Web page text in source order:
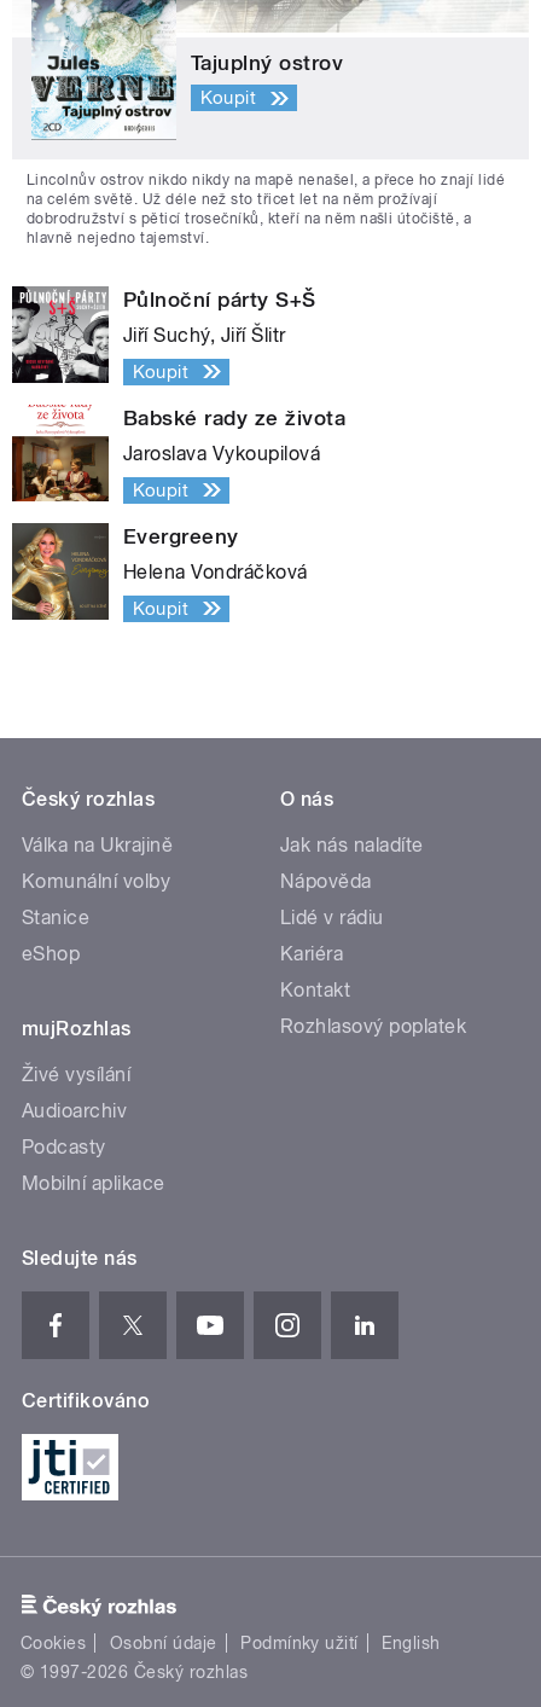
Tajuplný ostrov
Koupit
Lincolnův ostrov nikdo nikdy na mapě nenašel, a přece ho znají lidé
na celém světě. Už déle než sto třicet let na něm prožívají
dobrodružství s pěticí trosečníků, kteří na něm našli útočiště, a
hlavně nejedno tajemství.
Půlnoční párty S+Š
Jiří Suchý, Jiří Šlitr
Koupit
Babské rady ze života
Jaroslava Vykoupilová
Koupit
Evergreeny
Helena Vondráčková
Koupit
Český rozhlas
Válka na Ukrajině
Komunální volby
Stanice
eShop
mujRozhlas
Živé vysílání
Audioarchiv
Podcasty
Mobilní aplikace
O nás
Jak nás naladíte
Nápověda
Lidé v rádiu
Kariéra
Kontakt
Rozhlasový poplatek
Sledujte nás
Certifikováno
Cookies Osobní údaje Podmínky užití
English
© 1997-2026 Český rozhlas